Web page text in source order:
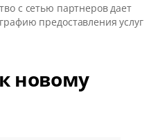
с сетью партнеров дает
предоставления услуг
новому